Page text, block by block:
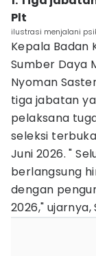
Plt
ilustrasi menjalani
Kepala Badan
Sumber Daya
Nyoman
tiga jabatan
pelaksana
seleksi
Juni 2026. "
berlangsung
dengan
2026,"